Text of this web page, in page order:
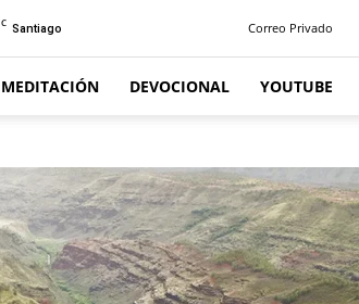
C Santiago Correo Privado
MEDITACIÓN DEVOCIONAL YOUTUBE